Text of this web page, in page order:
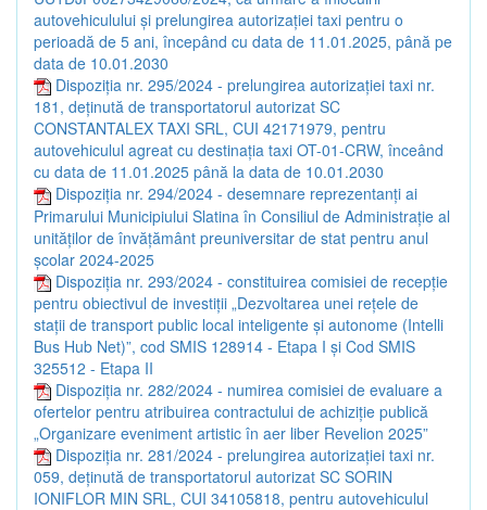
autovehiculului și prelungirea autorizației taxi pentru o
perioadă de 5 ani, începând cu data de 11.01.2025, până pe
data de 10.01.2030
Dispoziția nr. 295/2024 - prelungirea autorizației taxi nr.
181, deținută de transportatorul autorizat SC
CONSTANTALEX TAXI SRL, CUI 42171979, pentru
autovehiculul agreat cu destinația taxi OT-01-CRW, înceând
cu data de 11.01.2025 până la data de 10.01.2030
Dispoziția nr. 294/2024 - desemnare reprezentanți ai
Primarului Municipiului Slatina în Consiliul de Administrație al
unităților de învățământ preuniversitar de stat pentru anul
școlar 2024-2025
Dispoziția nr. 293/2024 - constituirea comisiei de recepție
pentru obiectivul de investiții „Dezvoltarea unei rețele de
stații de transport public local inteligente și autonome (Intelli
Bus Hub Net)”, cod SMIS 128914 - Etapa I și Cod SMIS
325512 - Etapa II
Dispoziția nr. 282/2024 - numirea comisiei de evaluare a
ofertelor pentru atribuirea contractului de achiziție publică
„Organizare eveniment artistic în aer liber Revelion 2025”
Dispoziția nr. 281/2024 - prelungirea autorizației taxi nr.
059, deținută de transportatorul autorizat SC SORIN
IONIFLOR MIN SRL, CUI 34105818, pentru autovehiculul